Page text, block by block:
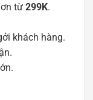
từ299K.
khách hàng.
số lượng